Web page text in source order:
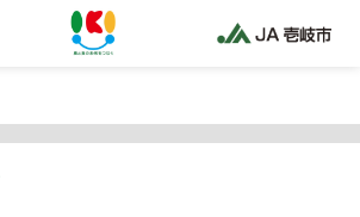
on false in /home/jaiki2021/ja-iki.jp/public_html/wp-
on line425